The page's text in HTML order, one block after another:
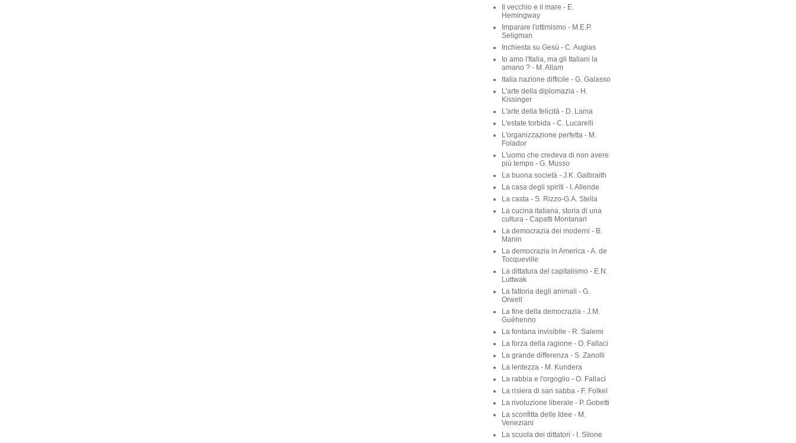
Il vecchio e il mare - E.
Hemingway
Imparare l'ottimismo - M.E.P.
Seligman
Inchiesta su Gesù - C. Augias
Io amo l'Italia, ma gli Italiani la
amano ? - M. Allam
Italia nazione difficile - G. Galasso
L'arte della diplomazia - H.
Kissinger
L'arte della felicità - D. Lama
L'estate torbida - C. Lucarelli
L'organizzazione perfetta - M.
Folador
L'uomo che credeva di non avere
più tempo - G. Musso
La buona società - J.K. Galbraith
La casa degli spiriti - I. Allende
La casta - S. Rizzo-G.A. Stella
La cucina italiana, storia di una
cultura - Capatti Montanari
La democrazia dei moderni - B.
Manin
La democrazia in America - A. de
Tocqueville
La dittatura del capitalismo - E.N.
Luttwak
La fattoria degli animali - G.
Orwell
La fine della democrazia - J.M.
Guéhenno
La fontana invisibile - R. Salemi
La forza della ragione - O. Fallaci
La grande differenza - S. Zanolli
La lentezza - M. Kundera
La rabbia e l'orgoglio - O. Fallaci
La risiera di san sabba - F. Folkel
La rivoluzione liberale - P. Gobetti
La sconfitta delle Idee - M.
Veneziani
La scuola dei dittatori - I. Silone